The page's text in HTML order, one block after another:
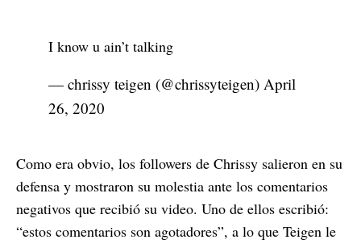
I know u ain’t talking
— chrissy teigen (@chrissyteigen) April
26, 2020
Como era obvio, los followers de Chrissy salieron en su
defensa y mostraron su molestia ante los comentarios
negativos que recibió su video. Uno de ellos escribió:
“estos comentarios son agotadores”, a lo que Teigen le